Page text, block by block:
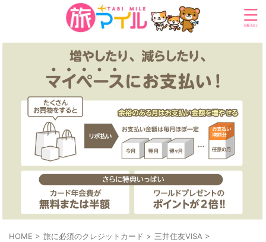
HOME > 旅に必須のクレジットカード > 三井住友VISA >